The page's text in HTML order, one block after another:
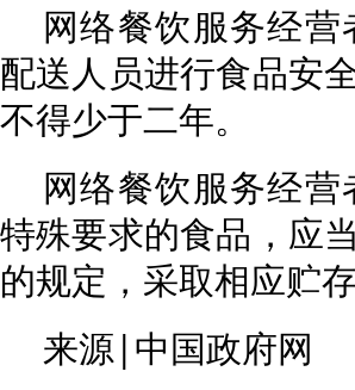
网络餐饮服务经
配送人员进行食品安
不得少于二年。
网络餐饮服务经
特殊要求的食品，应
的规定，采取相应贮
来源|中国政府网